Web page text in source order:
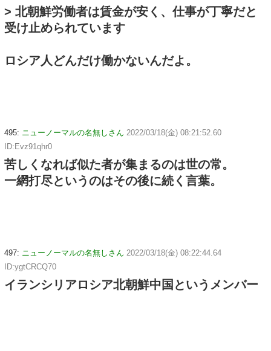
> 北朝鮮労働者は賃金が安く、仕事が丁寧だと
受け止められています
ロシア人どんだけ働かないんだよ。
495: ニューノーマルの名無しさん 2022/03/18(金) 08:21:52.60
ID:Evz91qhr0
苦しくなれば似た者が集まるのは世の常。
一網打尽というのはその後に続く言葉。
497: ニューノーマルの名無しさん 2022/03/18(金) 08:22:44.64
ID:ygtCRCQ70
イランシリアロシア北朝鮮中国というメンバー